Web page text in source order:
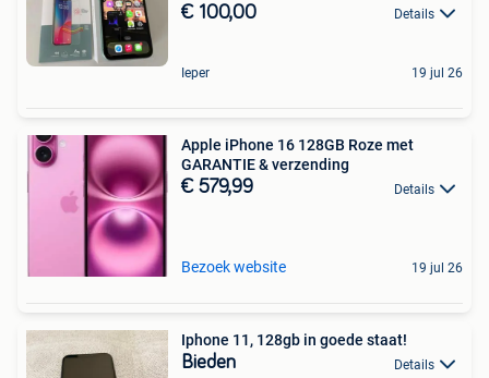
€ 100,00 Details
Ieper 19 jul 26
Apple iPhone 16 128GB Roze met
GARANTIE & verzending
€ 579,99 Details
Bezoek website 19 jul 26
Iphone 11, 128gb in goede staat!
Bieden Details